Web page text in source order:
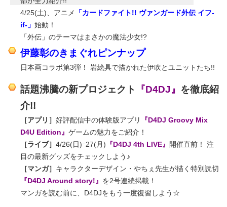
4/25(土)、アニメ
「カードファイト!! ヴァンガード外伝 イフ-
if-」 始動！
「外伝」のテーマはまさかの魔法少女!?
伊藤彰のきまぐれピンナップ
日本画コラボ第3弾！ 岩絵具で描かれた伊吹とユニットたち!!
話題沸騰の新プロジェクト 『D4DJ』 を徹底紹
介!!
［アプリ］ 好評配信中の体験版アプリ
『D4DJ Groovy Mix
D4U Edition』 ゲームの魅力をご紹介！
［ライブ］ 4/26(日)ｰ27(月) 『D4DJ 4th LIVE』 開催直前！ 注
目の最新グッズをチェックしよう♪
［マンガ］ キャラクターデザイン・やちぇ先生が描く特別読切
『D4DJ Around story!』 を2号連続掲載！
マンガを読む前に、D4DJをもう一度復習しよう☆